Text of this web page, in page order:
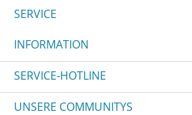
SERVICE
INFORMATION
SERVICE-HOTLINE
UNSERE COMMUNITYS